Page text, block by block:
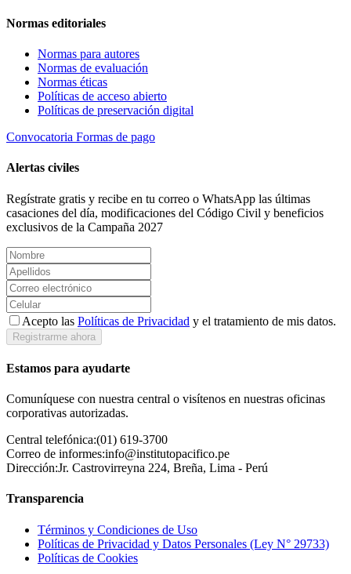
Normas editoriales
Normas para autores
Normas de evaluación
Normas éticas
Políticas de acceso abierto
Políticas de preservación digital
Convocatoria Formas de pago
Alertas civiles
Regístrate gratis y recibe en tu correo o WhatsApp las últimas
casaciones del día, modificaciones del Código Civil y beneficios
exclusivos de la Campaña 2027
Acepto las Políticas de Privacidad y el tratamiento de mis datos.
Registrarme ahora
Estamos para ayudarte
Comuníquese con nuestra central o visítenos en nuestras oficinas
corporativas autorizadas.
Central telefónica:(01) 619-3700
Correo de informes:info@institutopacifico.pe
Dirección:Jr. Castrovirreyna 224, Breña, Lima - Perú
Transparencia
Términos y Condiciones de Uso
Políticas de Privacidad y Datos Personales (Ley N° 29733)
Políticas de Cookies